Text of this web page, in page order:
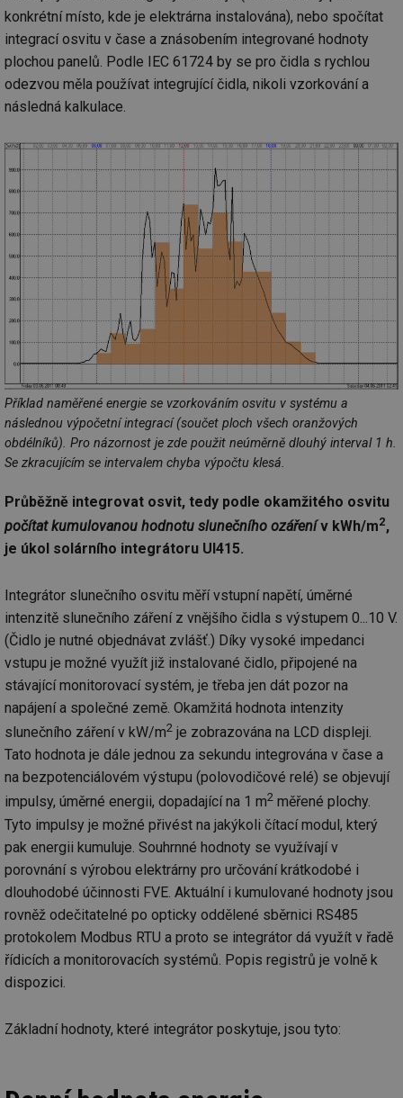
konkrétní místo, kde je elektrárna instalována), nebo spočítat
integrací osvitu v čase a znásobením integrované hodnoty
plochou panelů. Podle IEC 61724 by se pro čidla s rychlou
odezvou měla používat integrující čidla, nikoli vzorkování a
následná kalkulace.
Příklad naměřené energie se vzorkováním osvitu v systému a
následnou výpočetní integrací (součet ploch všech oranžových
obdélníků). Pro názornost je zde použit neúměrně dlouhý interval 1 h.
Se zkracujícím se intervalem chyba výpočtu klesá.
Průběžně integrovat osvit, tedy podle okamžitého osvitu
počítat kumulovanou hodnotu slunečního ozářenív kWh/m2,
je úkol solárního integrátoru UI415.
Integrátor slunečního osvitu měří vstupní napětí, úměrné
intenzitě slunečního záření z vnějšího čidla s výstupem 0...10 V.
(Čidlo je nutné objednávat zvlášť.) Díky vysoké impedanci
vstupu je možné využít již instalované čidlo, připojené na
stávající monitorovací systém, je třeba jen dát pozor na
napájení a společné země. Okamžitá hodnota intenzity
slunečního záření v kW/m2 je zobrazována na LCD displeji.
Tato hodnota je dále jednou za sekundu integrována v čase a
na bezpotenciálovém výstupu (polovodičové relé) se objevují
impulsy, úměrné energii, dopadající na 1 m2 měřené plochy.
Tyto impulsy je možné přivést na jakýkoli čítací modul, který
pak energii kumuluje. Souhrnné hodnoty se využívají v
porovnání s výrobou elektrárny pro určování krátkodobé i
dlouhodobé účinnosti FVE. Aktuální i kumulované hodnoty jsou
rovněž odečitatelné po opticky oddělené sběrnici RS485
protokolem Modbus RTU a proto se integrátor dá využít v řadě
řídicích a monitorovacích systémů. Popis registrů je volně k
dispozici.
Základní hodnoty, které integrátor poskytuje, jsou tyto: